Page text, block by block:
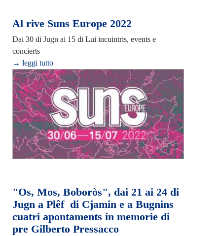
Al rive Suns Europe 2022
Dai 30 di Jugn ai 15 di Lui incuintris, events e
concierts
→ leggi tutto
"Os, Mos, Boboròs", dai 21 ai 24 di
Jugn a Plêf di Cjamin e a Bugnins
cuatri apontaments in memorie di
pre Gilberto Pressacco